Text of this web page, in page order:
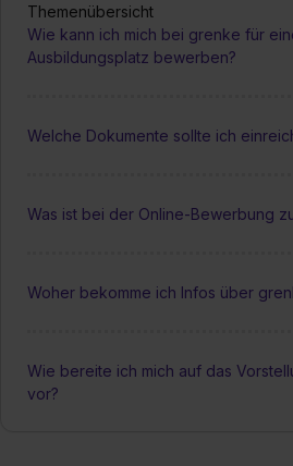
Themenübersicht
Wie kann ich mich bei grenke für
Ausbildungsplatz bewerben?
Welche Dokumente sollte ich
Was ist bei der Online-Bewerbung
Woher bekomme ich Infos über
Wie bereite ich mich auf das
vor?